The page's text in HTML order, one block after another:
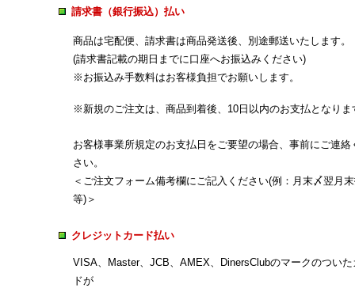
請求書（銀行振込）払い
商品は宅配便、請求書は商品発送後、別途郵送いたします。
(請求書記載の期日までに口座へお振込みください)
※お振込み手数料はお客様負担でお願いします。
※新規のご注文は、商品到着後、10日以内のお支払となりま
お客様事業所規定のお支払日をご要望の場合、事前にご連絡
さい。
＜ご注文フォーム備考欄にご記入ください(例：月末〆翌月
等)＞
クレジットカード払い
VISA、Master、JCB、AMEX、DinersClubのマークのついた
ドが